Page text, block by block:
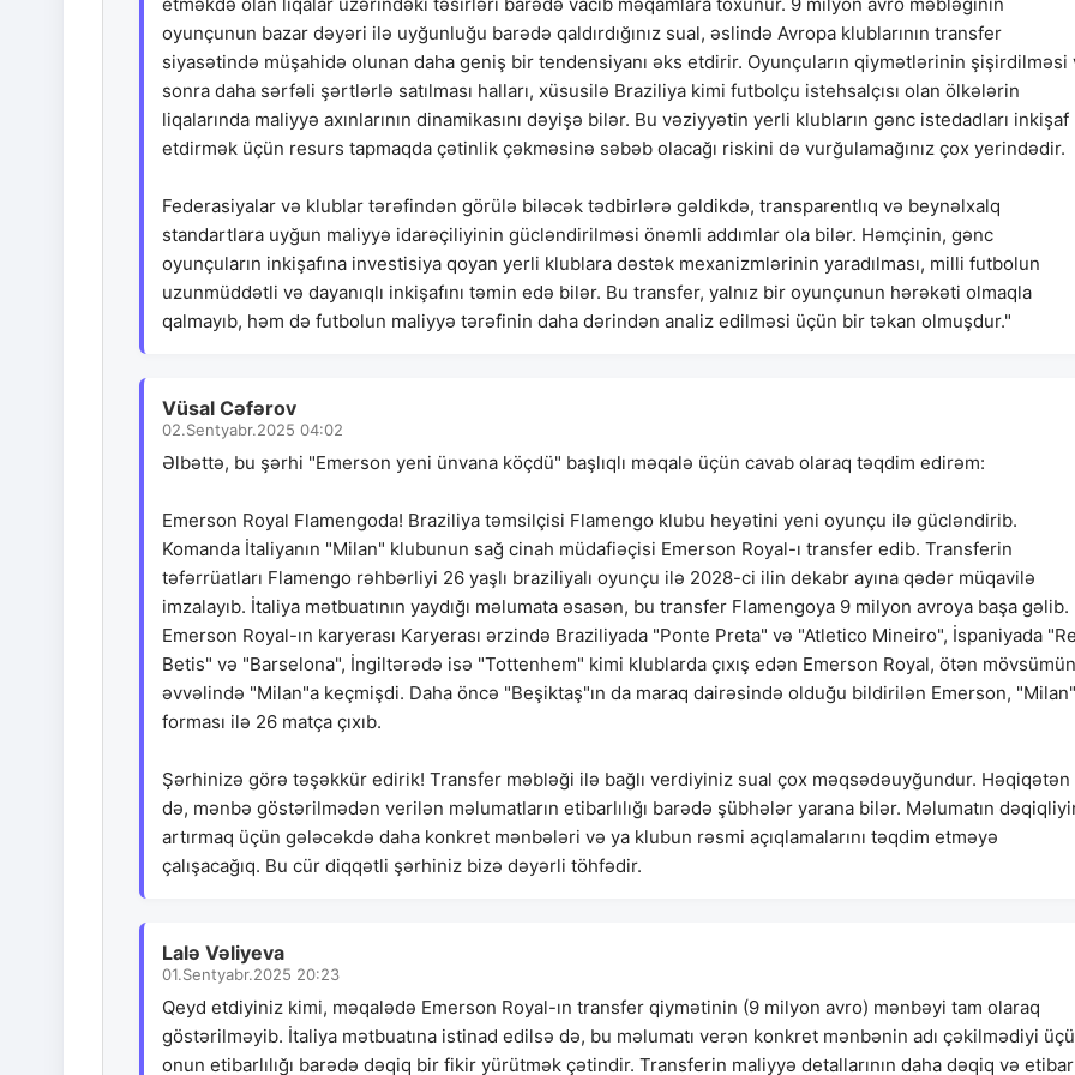
oyunçunun bazar dəyəri ilə uyğunluğu barədə qaldırdığınız sual, əslində Avropa klublarının transfer
siyasətində müşahidə olunan daha geniş bir tendensiyanı əks etdirir. Oyunçuların qiymətlərinin şişirdilməsi
sonra daha sərfəli şərtlərlə satılması halları, xüsusilə Braziliya kimi futbolçu istehsalçısı olan ölkələrin
liqalarında maliyyə axınlarının dinamikasını dəyişə bilər. Bu vəziyyətin yerli klubların gənc istedadları inkişaf
etdirmək üçün resurs tapmaqda çətinlik çəkməsinə səbəb olacağı riskini də vurğulamağınız çox yerindədir.
Federasiyalar və klublar tərəfindən görülə biləcək tədbirlərə gəldikdə, transparentlıq və beynəlxalq
standartlara uyğun maliyyə idarəçiliyinin gücləndirilməsi önəmli addımlar ola bilər. Həmçinin, gənc
oyunçuların inkişafına investisiya qoyan yerli klublara dəstək mexanizmlərinin yaradılması, milli futbolun
uzunmüddətli və dayanıqlı inkişafını təmin edə bilər. Bu transfer, yalnız bir oyunçunun hərəkəti olmaqla
qalmayıb, həm də futbolun maliyyə tərəfinin daha dərindən analiz edilməsi üçün bir təkan olmuşdur."
Vüsal Cəfərov
02.Sentyabr.2025 04:02
Əlbəttə, bu şərhi "Emerson yeni ünvana köçdü" başlıqlı məqalə üçün cavab olaraq təqdim edirəm:
Emerson Royal Flamengoda! Braziliya təmsilçisi Flamengo klubu heyətini yeni oyunçu ilə gücləndirib.
Komanda İtaliyanın "Milan" klubunun sağ cinah müdafiəçisi Emerson Royal-ı transfer edib. Transferin
təfərrüatları Flamengo rəhbərliyi 26 yaşlı braziliyalı oyunçu ilə 2028-ci ilin dekabr ayına qədər müqavilə
imzalayıb. İtaliya mətbuatının yaydığı məlumata əsasən, bu transfer Flamengoya 9 milyon avroya başa gəlib.
Emerson Royal-ın karyerası Karyerası ərzində Braziliyada "Ponte Preta" və "Atletico Mineiro", İspaniyada
Betis" və "Barselona", İngiltərədə isə "Tottenhem" kimi klublarda çıxış edən Emerson Royal, ötən mövsümün
əvvəlində "Milan"a keçmişdi. Daha öncə "Beşiktaş"ın da maraq dairəsində olduğu bildirilən Emerson, "Milan"
forması ilə 26 matça çıxıb.
Şərhinizə görə təşəkkür edirik! Transfer məbləği ilə bağlı verdiyiniz sual çox məqsədəuyğundur. Həqiqətən
də, mənbə göstərilmədən verilən məlumatların etibarlılığı barədə şübhələr yarana bilər. Məlumatın
artırmaq üçün gələcəkdə daha konkret mənbələri və ya klubun rəsmi açıqlamalarını təqdim etməyə
çalışacağıq. Bu cür diqqətli şərhiniz bizə dəyərli töhfədir.
Lalə Vəliyeva
01.Sentyabr.2025 20:23
Qeyd etdiyiniz kimi, məqalədə Emerson Royal-ın transfer qiymətinin (9 milyon avro) mənbəyi tam olaraq
göstərilməyib. İtaliya mətbuatına istinad edilsə də, bu məlumatı verən konkret mənbənin adı çəkilmədiyi
onun etibarlılığı barədə dəqiq bir fikir yürütmək çətindir. Transferin maliyyə detallarının daha dəqiq və